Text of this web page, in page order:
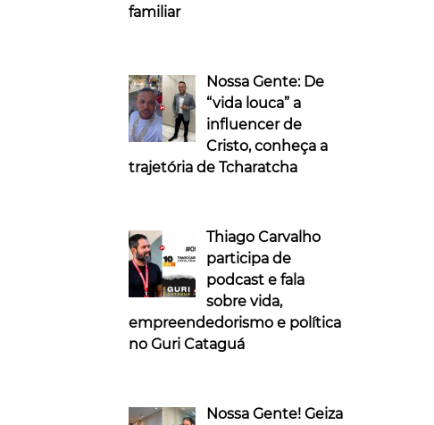
familiar
Nossa Gente: De
“vida louca” a
influencer de
Cristo, conheça a
trajetória de Tcharatcha
Thiago Carvalho
participa de
podcast e fala
sobre vida,
empreendedorismo e política
no Guri Cataguá
Nossa Gente! Geiza